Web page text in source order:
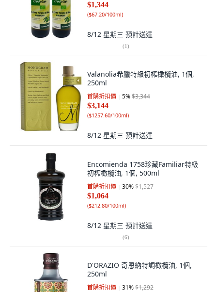
$1,344
($67.20/100ml)
8/12 星期三 預計送達
(1)
Valanolia希臘特級初榨橄欖油, 1個,
250ml
首購折扣價 5%$3,344
$3,144
($1257.60/100ml)
8/12 星期三 預計送達
Encomienda 1758珍藏Familiar特級
初榨橄欖油, 1個, 500ml
首購折扣價 30%$1,527
$1,064
($212.80/100ml)
8/12 星期三 預計送達
(6)
D'ORAZIO 奇恩納特調橄欖油, 1個,
250ml
首購折扣價 31%$1,292